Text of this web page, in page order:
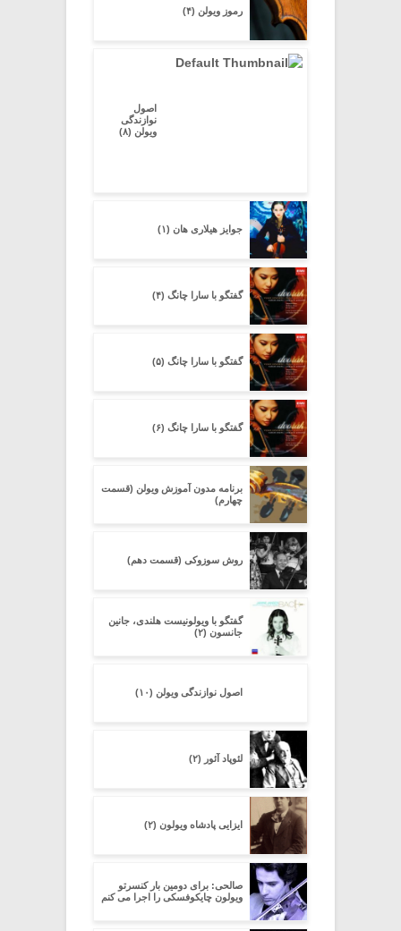
رموز ویولن (۴)
اصول
نوازندگی
ویولن (۸)
جوایز هیلاری هان (۱)
گفتگو با سارا چانگ (۴)
گفتگو با سارا چانگ (۵)
گفتگو با سارا چانگ (۶)
برنامه مدون آموزش ویولن (قسمت
چهارم)
روش سوزوکی (قسمت دهم)
گفتگو با ویولونیست هلندی، جانین
جانسون (۲)
اصول نوازندگی ویولن (۱۰)
لئوپاد آئور (۲)
ایزایی پادشاه ویولون (۲)
صالحی: برای دومین بار کنسرتو
ویولون چایکوفسکی را اجرا می کنم